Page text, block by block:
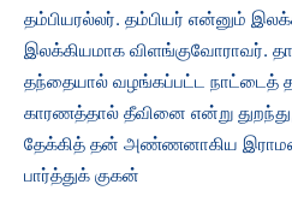
தம்பியரல்லர். தம்பியர் என்னும்
இலக்கியமாக விளங்குவோராவர்.
தந்தையால் வழங்கப்பட்ட நாட்டைத்
காரணத்தால் தீவினை என்று
தேக்கித் தன் அண்ணனாகிய
பார்த்துக் குகன்